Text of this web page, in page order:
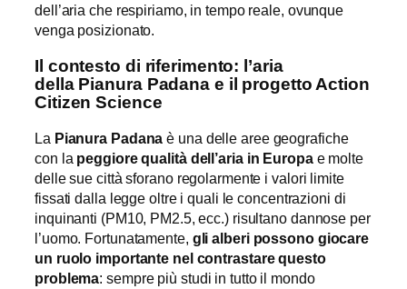
dell’aria che respiriamo, in tempo reale, ovunque
venga posizionato.
Il contesto di riferimento: l’aria
della Pianura Padana e il progetto Action
Citizen Science
La Pianura Padana è una delle aree geografiche
con la peggiore qualità dell’aria in Europa e molte
delle sue città sforano regolarmente i valori limite
fissati dalla legge oltre i quali le concentrazioni di
inquinanti (PM10, PM2.5, ecc.) risultano dannose per
l’uomo. Fortunatamente, gli alberi possono giocare
un ruolo importante nel contrastare questo
problema: sempre più studi in tutto il mondo